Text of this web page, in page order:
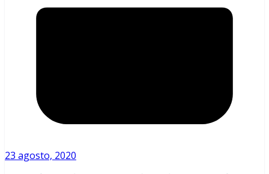
23 agosto, 2020